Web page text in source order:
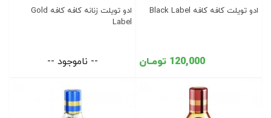
ادو تویلت کافه کافه Black Label
120,000 تومـان
ادو تویلت زنانه کافه کافه Gold
Label
-- ناموجود --